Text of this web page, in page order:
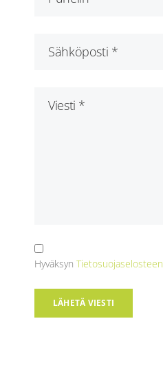
Hyväksyn Tietosuojaselosteen